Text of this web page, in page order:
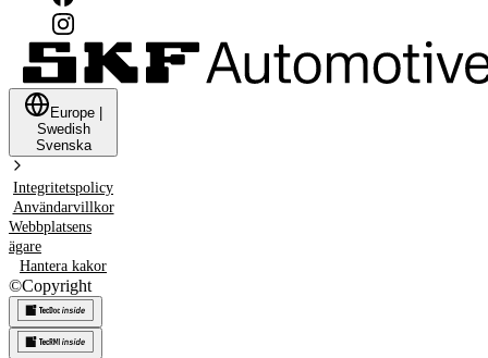
Europe
Swedish
Svenska
Integritetspolicy
Användarvillkor
Webbplatsens
ägare
Hantera kakor
©Copyright